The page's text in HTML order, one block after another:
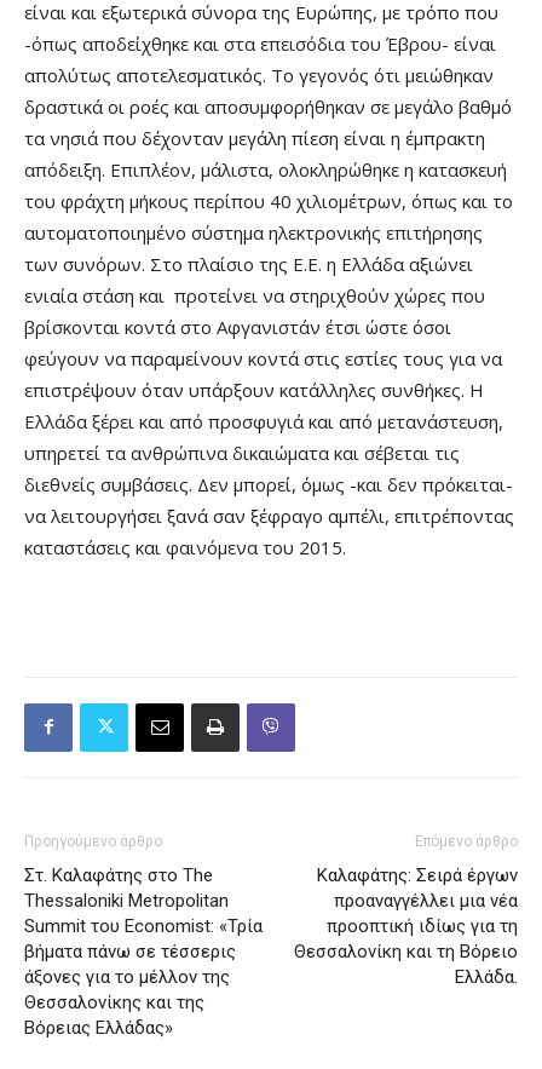
είναι και εξωτερικά σύνορα της Ευρώπης, με τρόπο που
-όπως αποδείχθηκε και στα επεισόδια του Έβρου- είναι
απολύτως αποτελεσματικός. Το γεγονός ότι μειώθηκαν
δραστικά οι ροές και αποσυμφορήθηκαν σε μεγάλο βαθμό
τα νησιά που δέχονταν μεγάλη πίεση είναι η έμπρακτη
απόδειξη. Επιπλέον, μάλιστα, ολοκληρώθηκε η κατασκευή
του φράχτη μήκους περίπου 40 χιλιομέτρων, όπως και το
αυτοματοποιημένο σύστημα ηλεκτρονικής επιτήρησης
των συνόρων. Στο πλαίσιο της Ε.Ε. η Ελλάδα αξιώνει
ενιαία στάση και προτείνει να στηριχθούν χώρες που
βρίσκονται κοντά στο Αφγανιστάν έτσι ώστε όσοι
φεύγουν να παραμείνουν κοντά στις εστίες τους για να
επιστρέψουν όταν υπάρξουν κατάλληλες συνθήκες. Η
Ελλάδα ξέρει και από προσφυγιά και από μετανάστευση,
υπηρετεί τα ανθρώπινα δικαιώματα και σέβεται τις
διεθνείς συμβάσεις. Δεν μπορεί, όμως -και δεν πρόκειται-
να λειτουργήσει ξανά σαν ξέφραγο αμπέλι, επιτρέποντας
καταστάσεις και φαινόμενα του 2015.
Προηγούμενο άρθρο
Στ. Καλαφάτης στο The
Thessaloniki Metropolitan
Summit του Economist: «Τρία
βήματα πάνω σε τέσσερις
άξονες για το μέλλον της
Θεσσαλονίκης και της
Βόρειας Ελλάδας»
Επόμενο άρθρο
Καλαφάτης: Σειρά έργων
προαναγγέλλει μια νέα
προοπτική ιδίως για τη
Θεσσαλονίκη και τη Βόρειο
Ελλάδα.